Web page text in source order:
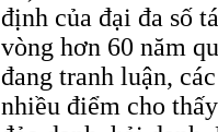
định của đại đa số
vòng hơn 60 năm
đang tranh luận,
nhiều điểm cho